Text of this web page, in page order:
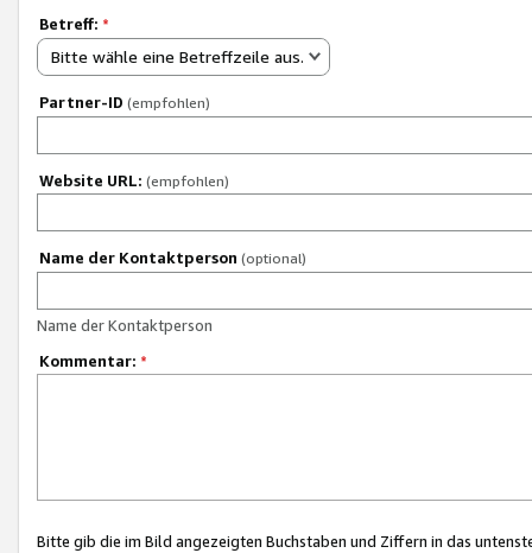
Betreff: *
Bitte wähle eine Betreffzeile aus.
Partner-ID (empfohlen)
Website URL: (empfohlen)
Name der Kontaktperson (optional)
Name der Kontaktperson
Kommentar: *
Bitte gib die im Bild angezeigten Buchstaben und Ziffern in das